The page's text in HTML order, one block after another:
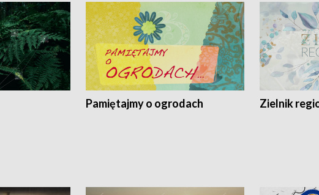
Pamiętajmy o ogrodach Zielnik